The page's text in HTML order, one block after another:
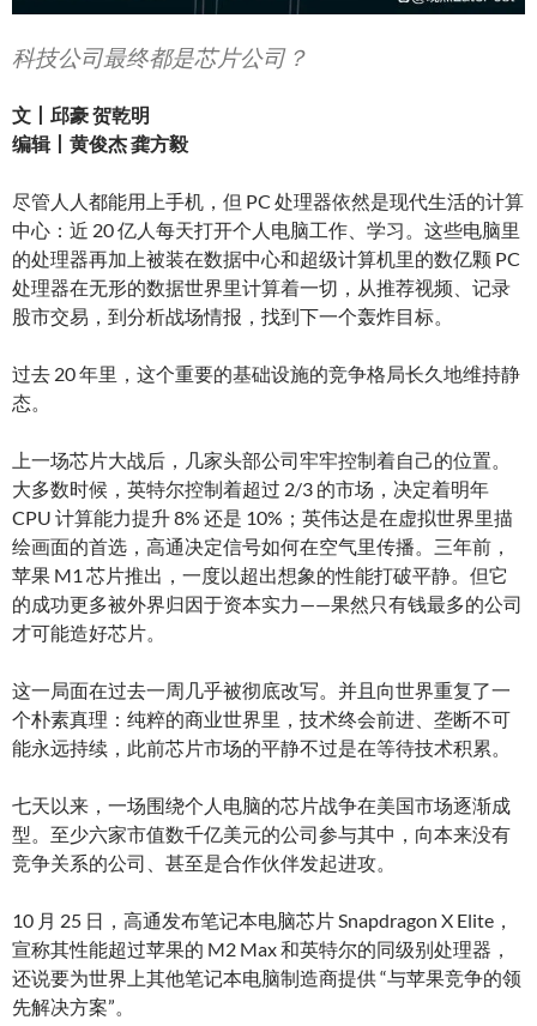
科技公司最终都是芯片公司？
文丨邱豪 贺乾明
编辑丨黄俊杰 龚方毅
尽管人人都能用上手机，但 PC 处理器依然是现代生活的计算
中心：近 20 亿人每天打开个人电脑工作、学习。这些电脑里
的处理器再加上被装在数据中心和超级计算机里的数亿颗 PC
处理器在无形的数据世界里计算着一切，从推荐视频、记录
股市交易，到分析战场情报，找到下一个轰炸目标。
过去 20 年里，这个重要的基础设施的竞争格局长久地维持静
态。
上一场芯片大战后，几家头部公司牢牢控制着自己的位置。
大多数时候，英特尔控制着超过 2/3 的市场，决定着明年
CPU 计算能力提升 8% 还是 10%；英伟达是在虚拟世界里描
绘画面的首选，高通决定信号如何在空气里传播。三年前，
苹果 M1 芯片推出，一度以超出想象的性能打破平静。但它
的成功更多被外界归因于资本实力——果然只有钱最多的公司
才可能造好芯片。
这一局面在过去一周几乎被彻底改写。并且向世界重复了一
个朴素真理：纯粹的商业世界里，技术终会前进、垄断不可
能永远持续，此前芯片市场的平静不过是在等待技术积累。
七天以来，一场围绕个人电脑的芯片战争在美国市场逐渐成
型。至少六家市值数千亿美元的公司参与其中，向本来没有
竞争关系的公司、甚至是合作伙伴发起进攻。
10 月 25 日，高通发布笔记本电脑芯片 Snapdragon X Elite，
宣称其性能超过苹果的 M2 Max 和英特尔的同级别处理器，
还说要为世界上其他笔记本电脑制造商提供 “与苹果竞争的领
先解决方案”。